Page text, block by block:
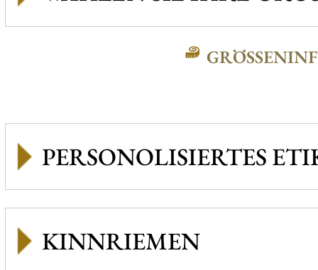
GRÖSSENINFO
PERSONOLISIERTES
KINNRIEMEN